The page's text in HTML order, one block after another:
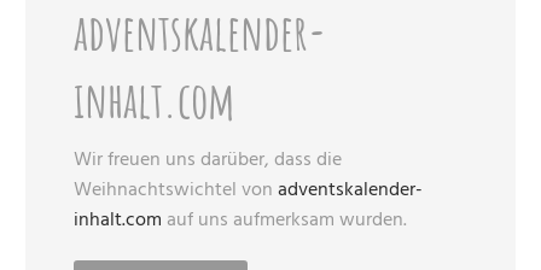
adventskalender-
inhalt.com
Wir freuen uns darüber, dass die
Weihnachtswichtel vonadventskalender-
inhalt.com auf uns aufmerksam wurden.